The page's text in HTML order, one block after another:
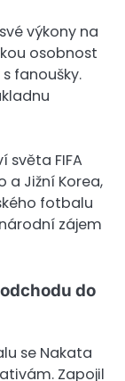
výkony na
osobnost
fanoušky.
světa FIFA
a Jižní Korea,
fotbalu
zájem
do
se Nakata
Zapojil